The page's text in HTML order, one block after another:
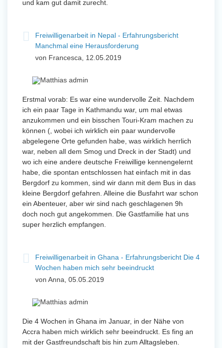
und kam gut damit zurecht.
Freiwilligenarbeit in Nepal - Erfahrungsbericht
Manchmal eine Herausforderung
von Francesca, 12.05.2019
Erstmal vorab: Es war eine wundervolle Zeit. Nachdem
ich ein paar Tage in Kathmandu war, um mal etwas
anzukommen und ein bisschen Touri-Kram machen zu
können (, wobei ich wirklich ein paar wundervolle
abgelegene Orte gefunden habe, was wirklich herrlich
war, neben all dem Smog und Dreck in der Stadt) und
wo ich eine andere deutsche Freiwillige kennengelernt
habe, die spontan entschlossen hat einfach mit in das
Bergdorf zu kommen, sind wir dann mit dem Bus in das
kleine Bergdorf gefahren. Alleine die Busfahrt war schon
ein Abenteuer, aber wir sind nach geschlagenen 9h
doch noch gut angekommen. Die Gastfamilie hat uns
super herzlich empfangen.
Freiwilligenarbeit in Ghana - Erfahrungsbericht Die 4
Wochen haben mich sehr beeindruckt
von Anna, 05.05.2019
Die 4 Wochen in Ghana im Januar, in der Nähe von
Accra haben mich wirklich sehr beeindruckt. Es fing an
mit der Gastfreundschaft bis hin zum Alltagsleben.